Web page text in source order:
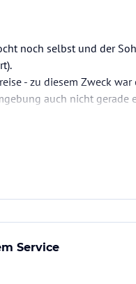
noch selbst und der
- zu diesem Zweck war
auch nicht gerade
Service